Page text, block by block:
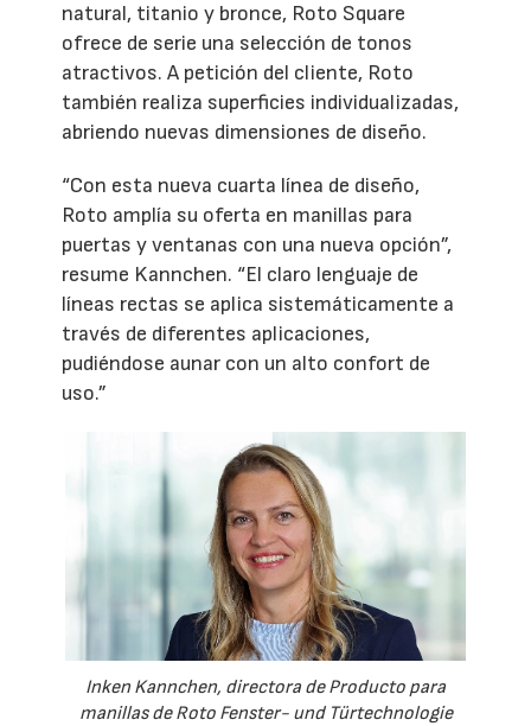
natural, titanio y bronce, Roto Square
ofrece de serie una selección de tonos
atractivos. A petición del cliente, Roto
también realiza superficies individualizadas,
abriendo nuevas dimensiones de diseño.
“Con esta nueva cuarta línea de diseño,
Roto amplía su oferta en manillas para
puertas y ventanas con una nueva opción”,
resume Kannchen. “El claro lenguaje de
líneas rectas se aplica sistemáticamente a
través de diferentes aplicaciones,
pudiéndose aunar con un alto confort de
uso.”
Inken Kannchen, directora de Producto para
manillas de Roto Fenster- und Türtechnologie